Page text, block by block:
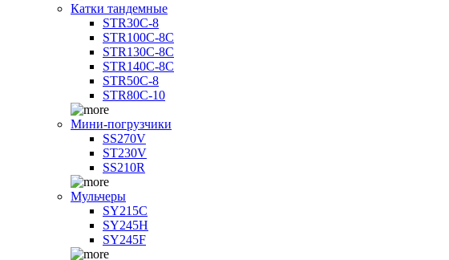
Катки тандемные
STR30C-8
STR100C-8С
STR130C-8С
STR140C-8С
STR50C-8
STR80C-10
Мини-погрузчики
SS270V
ST230V
SS210R
Мульчеры
SY215C
SY245H
SY245F